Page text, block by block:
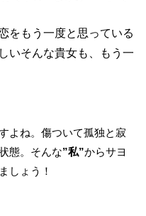
をもう一度と思っている
いそんな貴女も、もう一
よね。傷ついて孤独と寂
態。そんな”私”からサヨ
しょう！